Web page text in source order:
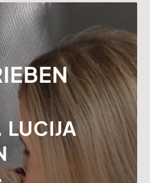
LUCIJA